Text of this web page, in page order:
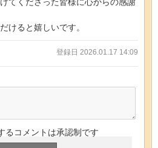
けると嬉しいです。
登録日 2026.01.17 14:09
るコメントは承認制です